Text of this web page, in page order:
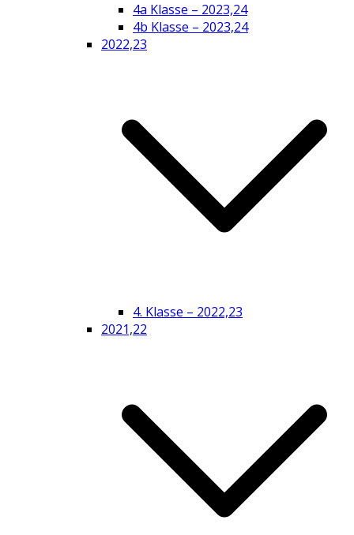
4a Klasse – 2023,24
4b Klasse – 2023,24
2022,23
4. Klasse – 2022,23
2021,22